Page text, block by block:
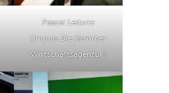
Pascal Ledune
(Impuls.Die Hammer
Wirtschaftsagentur)